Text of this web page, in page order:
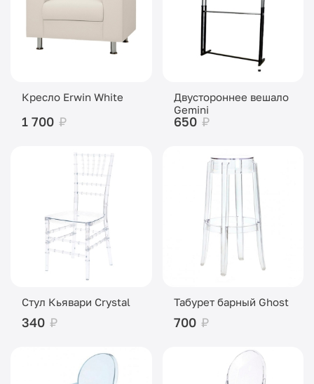
Кресло Erwin White
1 700 ₽
Двустороннее вешало
Gemini
650 ₽
Стул Кьявари Crystal
340 ₽
Табурет барный Ghost
700 ₽